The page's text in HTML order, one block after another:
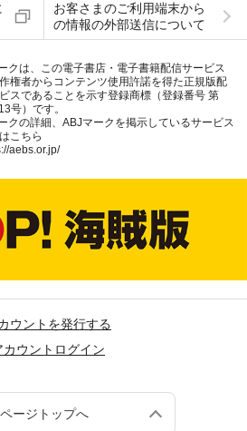
お客さまのご利用端末から
の情報の外部送信について
クは、この電子書店・電子書籍配信サービス
権者からコンテンツ使用許諾を得た正規版配
スであることを示す登録商標（登録番号 第
号）です。
クの詳細、ABJマークを掲示しているサービス
こちら
aebs.or.jp/
ウントを発行する
カウントログイン
ページトップへ